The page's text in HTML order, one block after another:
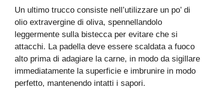
Un ultimo trucco consiste nell’utilizzare un po’ di
olio extravergine di oliva, spennellandolo
leggermente sulla bistecca per evitare che si
attacchi. La padella deve essere scaldata a fuoco
alto prima di adagiare la carne, in modo da sigillare
immediatamente la superficie e imbrunire in modo
perfetto, mantenendo intatti i sapori.